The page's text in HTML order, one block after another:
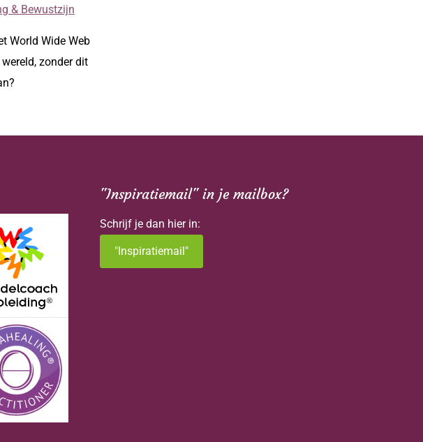
& Bewustzijn
World Wide Web
zonder dit
"Inspiratiemail" in je mailbox?
Schrijf je dan hier in:
"Inspiratiemail"